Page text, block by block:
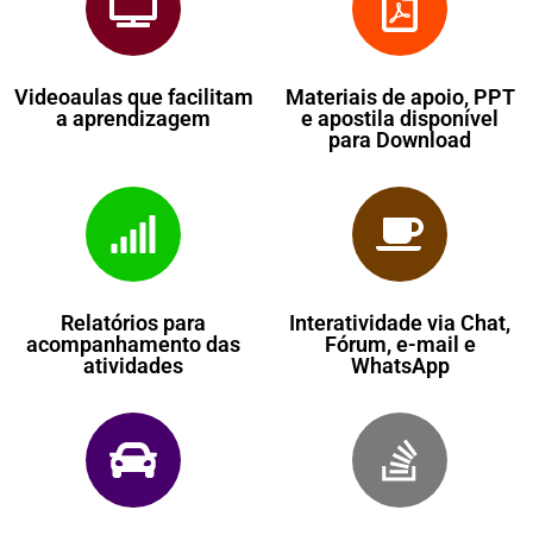
Videoaulas que facilitam
a aprendizagem
Materiais de apoio, PPT
e apostila disponível
para Download
Relatórios para
acompanhamento das
atividades
Interatividade via Chat,
Fórum, e-mail e
WhatsApp